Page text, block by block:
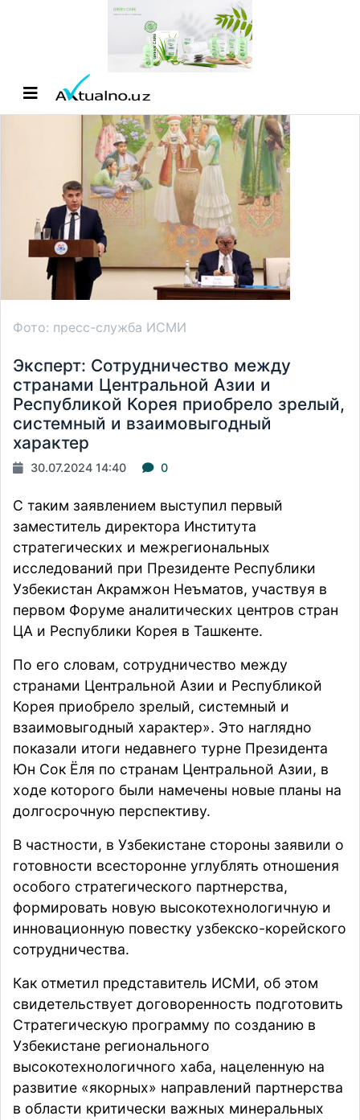
Фото: пресс-служба ИСМИ
Эксперт: Сотрудничество между
странами Центральной Азии и
Республикой Корея приобрело зрелый,
системный и взаимовыгодный
характер
30.07.2024 14:40 0
С таким заявлением выступил первый
заместитель директора Института
стратегических и межрегиональных
исследований при Президенте Республики
Узбекистан Акрамжон Неъматов, участвуя в
первом Форуме аналитических центров стран
ЦА и Республики Корея в Ташкенте.
По его словам, сотрудничество между
странами Центральной Азии и Республикой
Корея приобрело зрелый, системный и
взаимовыгодный характер». Это наглядно
показали итоги недавнего турне Президента
Юн Сок Ёля по странам Центральной Азии, в
ходе которого были намечены новые планы на
долгосрочную перспективу.
В частности, в Узбекистане стороны заявили о
готовности всесторонне углублять отношения
особого стратегического партнерства,
формировать новую высокотехнологичную и
инновационную повестку узбекско-корейского
сотрудничества.
Как отметил представитель ИСМИ, об этом
свидетельствует договоренность подготовить
Стратегическую программу по созданию в
Узбекистане регионального
высокотехнологичного хаба, нацеленную на
развитие «якорных» направлений партнерства
в области критически важных минеральных